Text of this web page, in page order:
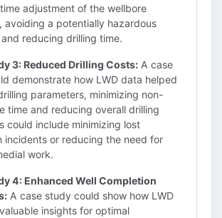
adjustment of the wellbore
avoiding a potentially hazardous
reducing drilling time.
3: Reduced Drilling Costs: A case
demonstrate how LWD data helped
parameters, minimizing non-
time and reducing overall drilling
could include minimizing lost
incidents or reducing the need for
work.
4: Enhanced Well Completion
A case study could show how LWD
insights for optimal